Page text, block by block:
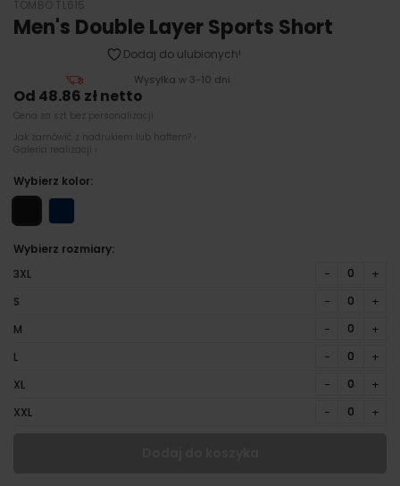
TOMBO TL615
Men's Double Layer Sports Short
Dodaj do ulubionych!
Wysyłka w 3-10 dni
Od 48.86 zł netto
Cena za szt bez personalizacji
Jak zamówić z nadrukiem lub haftem? ›
Galeria realizacji ›
Wybierz kolor:
Wybierz rozmiary:
3XL
− +
S − +
M − +
L − +
XL − +
XXL − +